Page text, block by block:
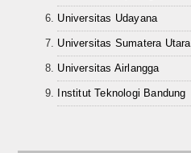
Universitas Udayana
Universitas Sumatera Utara
Universitas Airlangga
Institut Teknologi Bandung